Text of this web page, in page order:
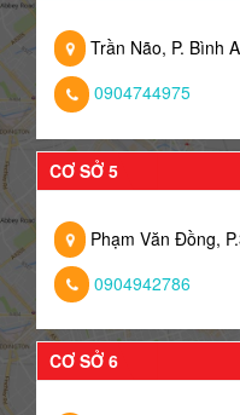
Trần Não, P. Bình
0904744975
CƠ SỞ 5
Phạm Văn Đồng,
0904942786
CƠ SỞ 6